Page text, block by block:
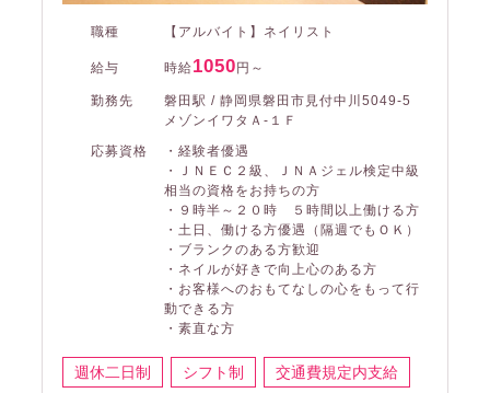
職種 【アルバイト】ネイリスト
給与 時給1050 円～
勤務先
磐田駅 / 静岡県磐田市見付中川5049-5
メゾンイワタＡ-１Ｆ
応募資格
・経験者優遇
・ＪＮＥＣ２級、ＪＮＡジェル検定中級
相当の資格をお持ちの方
・９時半～２０時 ５時間以上働ける方
・土日、働ける方優遇（隔週でもＯＫ）
・ブランクのある方歓迎
・ネイルが好きで向上心のある方
・お客様へのおもてなしの心をもって行
動できる方
・素直な方
週休二日制 シフト制 交通費規定内支給